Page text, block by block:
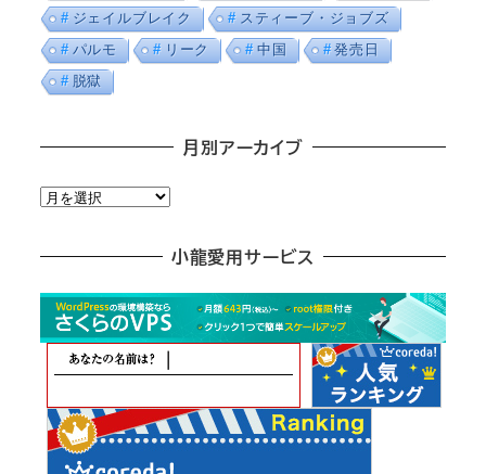
ジェイルブレイク
スティーブ・ジョブズ
パルモ
リーク 中国
発売日
脱獄
月別アーカイブ
月
カ
小龍愛用サービス